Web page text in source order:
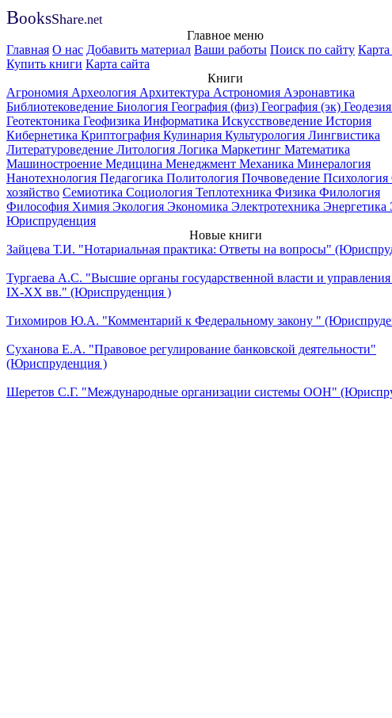
BooksShare.net
Главное меню
Главная О нас Добавить материал Ваши работы Поиск по сайту
Купить книги Карта сайта
Книги
Агрономия Археология Архитектура Астрономия Аэронавтика
Библиотековедение Биология География (физ) География (эк) Геодезия
Геотектоника Геофизика Информатика Искусствоведение История
Кибернетика Криптография Кулинария Культурология Лингвистика
Литературоведение Литология Логика Маркетинг Математика
Машиностроение Медицина Менеджмент Механика Минералогия
Нанотехнология Педагогика Политология Почвоведение Психология
хозяйство Семиотика Социология Теплотехника Физика Филология
Философия Химия Экология Экономика Электротехника Энергетика
Юриспруденция
Новые книги
Зайцева Т.И. "Нотариальная практика: Ответы на вопросы"
Тургаева А.С. "Высшие органы государственной власти и
IХ-ХХ вв." (Юриспруденция )
Тихомиров Ю.А. "Комментарий к Федеральному закону "
Суханова Е.А. "Правовое регулирование банковской деятельности"
(Юриспруденция )
Шеретов С.Г. "Международные организации системы ООН"